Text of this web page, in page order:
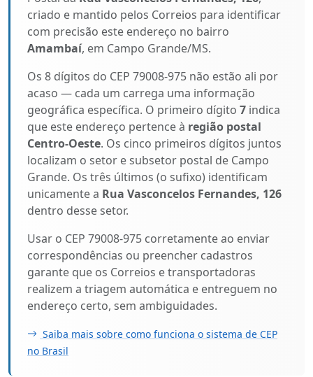
criado e mantido pelos Correios para identificar
com precisão este endereço no bairro
Amambaí, em Campo Grande/MS.
Os 8 dígitos do CEP 79008-975 não estão ali por
acaso — cada um carrega uma informação
geográfica específica. O primeiro dígito 7 indica
que este endereço pertence à região postal
Centro-Oeste. Os cinco primeiros dígitos juntos
localizam o setor e subsetor postal de Campo
Grande. Os três últimos (o sufixo) identificam
unicamente a Rua Vasconcelos Fernandes, 126
dentro desse setor.
Usar o CEP 79008-975 corretamente ao enviar
correspondências ou preencher cadastros
garante que os Correios e transportadoras
realizem a triagem automática e entreguem no
endereço certo, sem ambiguidades.
Saiba mais sobre como funciona o sistema de CEP
no Brasil